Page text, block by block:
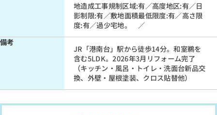
地造成工事規制区域:有／高度地区:有／日
影制限:有／敷地面積最低限度:有／高さ限
度:有／過少宅地。 ／
備考
JR「港南台」駅から徒歩14分。和室鵜を
含む5LDK。2026年3月リフォーム完了
（キッチン・風呂・トイレ・洗面台新品交
換、外壁・屋根塗装、クロス貼替他）